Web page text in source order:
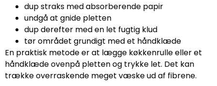
dup straks med absorberende papir
undgå at gnide pletten
dup derefter med en let fugtig klud
tør området grundigt med et håndklæde
En praktisk metode er at lægge køkkenrulle eller et
håndklæde ovenpå pletten og trykke let. Det kan
trække overraskende meget væske ud af fibrene.